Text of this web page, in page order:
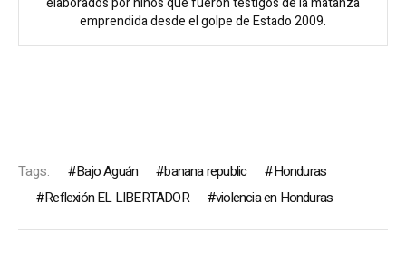
emprendida desde el golpe de Estado 2009.
Tags: Bajo Aguán banana republic
Honduras
Reflexión EL LIBERTADOR
violencia en Honduras